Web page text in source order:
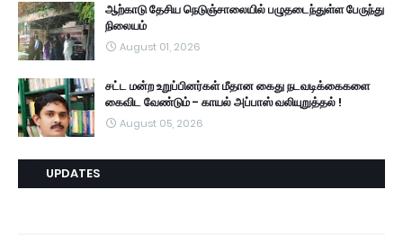
ஆற்காடு தேசிய நெடுஞ்சாலையில் பழுதடைந்துள்ள பேருந்து
நிலையம்
August 01, 2026
சட்ட மன்ற உறுப்பினர்கள் மீதான கைது நடவடிக்கைகளை
கைவிட வேண்டும் - காயல் அப்பாஸ் வலியுறுத்தல் !
August 05, 2026
UPDATES